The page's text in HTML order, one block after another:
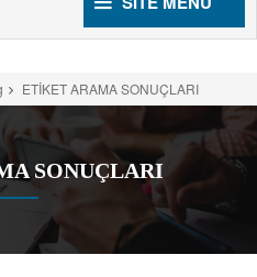
ETİKET ARAMA SONUÇLARI
SONUÇLARI